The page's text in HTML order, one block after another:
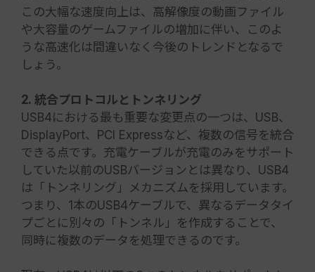
この大幅な速度向上は、高解像度の動画ファイル
や大容量のゲームファイルの増加に伴い、このよ
うな高速化は間違いなく今後のトレンドとなるで
しょう。
2. 統合プロトコルとトンネリング
USB4における最も重要な変更点の一つは、USB、
DisplayPort、PCI Expressなど、複数の信号を統合
できる点です。充電ケーブルが充電のみをサポート
していた以前のUSBバージョンとは異なり、USB4
は「トンネリング」メカニズムを採用しています。
つまり、1本のUSB4ケーブルで、異なるデータタイ
プごとに別々の「トンネル」を作成することで、
同時に複数のデータを処理できるのです。